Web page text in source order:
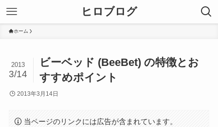
ヒロブログ
ホーム
ビーベッド (BeeBet) の特徴とお
すすめポイント
2013
3/14
2013年3月14日
当ページのリンクには広告が含まれています。